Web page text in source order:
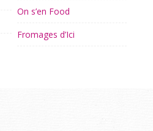
On s’en Food
Fromages d’Ici